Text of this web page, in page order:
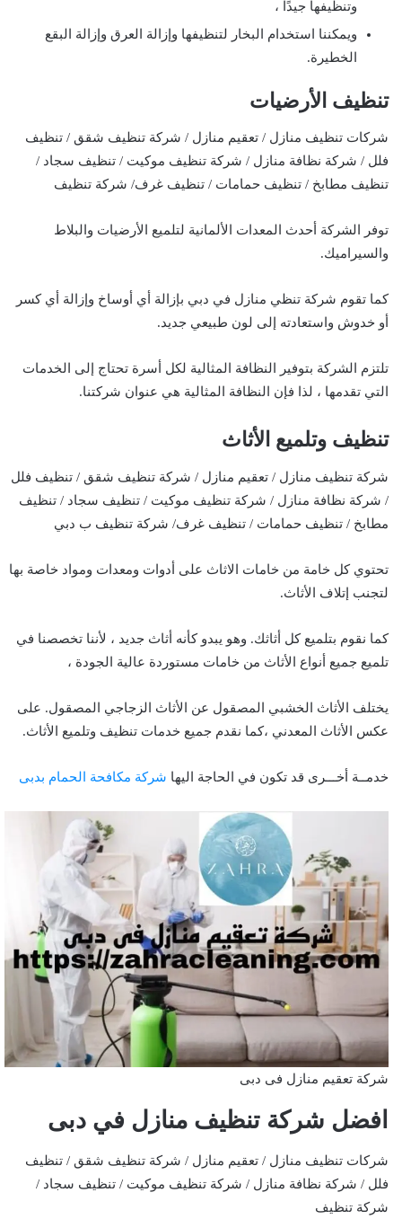
وتنظيفها جيدًا ،
ويمكننا استخدام البخار لتنظيفها وإزالة العرق وإزالة البقع
الخطيرة.
تنظيف الأرضيات
شركات تنظيف منازل / تعقيم منازل / شركة تنظيف شقق / تنظيف
فلل / شركة نظافة منازل / شركة تنظيف موكيت / تنظيف سجاد /
تنظيف مطابخ / تنظيف حمامات / تنظيف غرف/ شركة تنظيف
توفر الشركة أحدث المعدات الألمانية لتلميع الأرضيات والبلاط
والسيراميك.
كما تقوم شركة تنظي منازل في دبي بإزالة أي أوساخ وإزالة أي كسر
أو خدوش واستعادته إلى لون طبيعي جديد.
تلتزم الشركة بتوفير النظافة المثالية لكل أسرة تحتاج إلى الخدمات
التي تقدمها ، لذا فإن النظافة المثالية هي عنوان شركتنا.
تنظيف وتلميع الأثاث
شركة تنظيف منازل / تعقيم منازل / شركة تنظيف شقق / تنظيف فلل
/ شركة نظافة منازل / شركة تنظيف موكيت / تنظيف سجاد / تنظيف
مطابخ / تنظيف حمامات / تنظيف غرف/ شركة تنظيف ب دبي
تحتوي كل خامة من خامات الاثاث على أدوات ومعدات ومواد خاصة بها
لتجنب إتلاف الأثاث.
كما نقوم بتلميع كل أثاثك. وهو يبدو كأنه أثاث جديد ، لأننا تخصصنا في
تلميع جميع أنواع الأثاث من خامات مستوردة عالية الجودة ،
يختلف الأثاث الخشبي المصقول عن الأثاث الزجاجي المصقول. على
عكس الأثاث المعدني ،كما نقدم جميع خدمات تنظيف وتلميع الأثاث.
خدمــة أخـــرى قد تكون في الحاجة اليها شركة مكافحة الحمام بدبى
شركة تعقيم منازل فى دبى
افضل شركة تنظيف منازل في دبى
شركات تنظيف منازل / تعقيم منازل / شركة تنظيف شقق / تنظيف
فلل / شركة نظافة منازل / شركة تنظيف موكيت / تنظيف سجاد /
شركة تنظيف